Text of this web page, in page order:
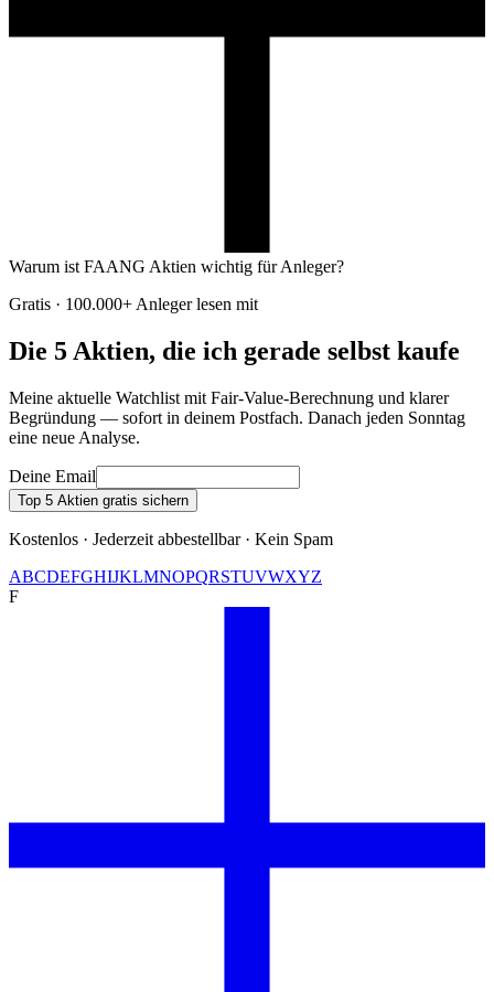
Warum ist FAANG Aktien wichtig für Anleger?
Gratis · 100.000+ Anleger lesen mit
Die 5 Aktien, die ich gerade selbst kaufe
Meine aktuelle Watchlist mit Fair-Value-Berechnung und klarer
Begründung — sofort in deinem Postfach. Danach jeden Sonntag
eine neue Analyse.
Deine Email
Top 5 Aktien gratis sichern
Kostenlos · Jederzeit abbestellbar · Kein Spam
ABCDEFGHIJKLMNOPQRSTUVWXYZ
F